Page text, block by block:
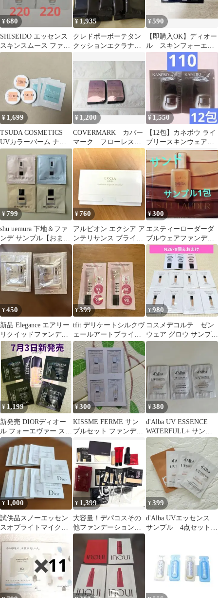
¥680
SHISEIDO エッセンス
スキンスムース ファン
デーション 220
¥1,935
クレドポーボーテタン
クッションエクラナチ
プル
¥590
【即購入OK】ディオー
ル スキンフォーエヴ
ァーフルイドマット
¥ 1,699
TSUDA COSMETICS
UVカラーバーム ナチ
ュラルピンク 2g×3個
¥ 1,200
COVERMARK カバー
マーク フローレスフ
ィット サンプル FR40 2
個
¥ 1,550
【12包】カネボウ ライ
ブリースキンウェアⅡ
【110】
¥799
shu uemura 下地＆ファ
ンデ サンプル【おまけ
ADDICTION下地】
¥760
アルビオン エクシア ア
ンテリサンス ブライト
リフトエマルジョン
¥300
エスティーローダーダ
ブルウェアファンデー
ションサンプル1包サン
¥450
新品 Elegance エアリー
リクイッドファンデー
ション NA201サンプル
¥399
tfit デリケートシルクヴ
ェールアートプライマ
ー サンプル 2包
¥980
コスメデコルテ ゼン
ウェア グロウ サンプル
N26 8包セットおまけ付
¥ 1,199
新発売 DIORディオー
ル フォーエヴァー スキ
ンヴェール サンプル4
点
¥300
KISSME FERME サン
プルセット ファンデー
ション 化粧下地
¥380
d'Alba UV ESSENCE
WATERFULL+ サンプ
ル3点セット
¥ 1,000
試供品スノーエッセン
スオブライトマイクロ
ローション（旧化粧
水）3ml×11枚
¥ 1,399
大容量！デパコスその
他ファンデーション試
供品 まとめ売り31点
¥399
d'Alba UVエッセンス
サンプル 4点セット